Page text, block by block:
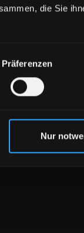
die Sie
Präferenzen
Nur